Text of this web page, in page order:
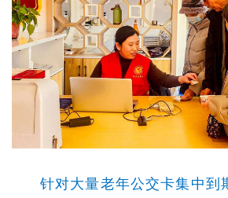
针对大量老年公交卡集中到